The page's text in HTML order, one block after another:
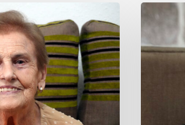
Herminia
Gutiérrez
González